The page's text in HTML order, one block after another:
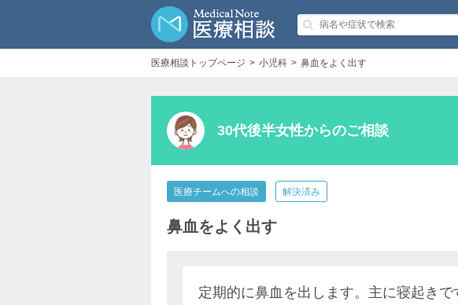
医療相談トップページ 小児科 鼻血をよく出す
30代後半女性からのご相談
医療チームへの相談 解決済み
鼻血をよく出す
定期的に鼻血を出します。主に寝起き